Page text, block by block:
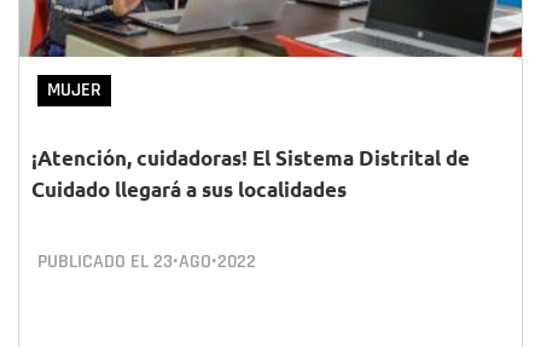
MUJER
¡Atención, cuidadoras! El Sistema Distrital de
Cuidado llegará a sus localidades
PUBLICADO EL 23•AGO•2022